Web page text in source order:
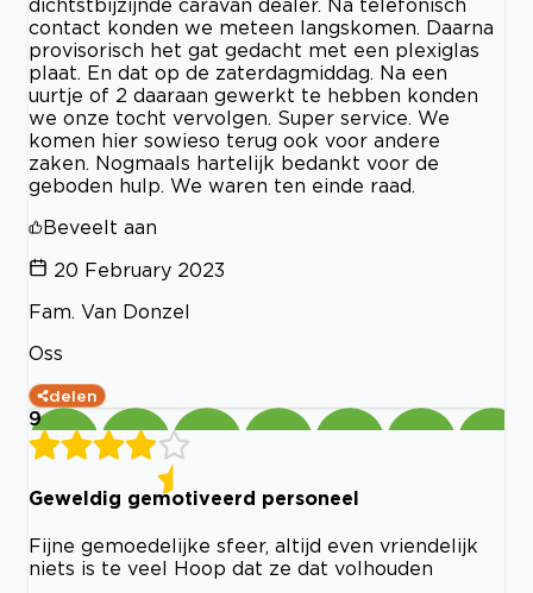
dichtstbijzijnde caravan dealer. Na telefonisch
contact konden we meteen langskomen. Daarna
provisorisch het gat gedacht met een plexiglas
plaat. En dat op de zaterdagmiddag. Na een
uurtje of 2 daaraan gewerkt te hebben konden
we onze tocht vervolgen. Super service. We
komen hier sowieso terug ook voor andere
zaken. Nogmaals hartelijk bedankt voor de
geboden hulp. We waren ten einde raad.
Beveelt aan
20 February 2023
Fam. Van Donzel
Oss
delen
9
Geweldig gemotiveerd personeel
Fijne gemoedelijke sfeer, altijd even vriendelijk
niets is te veel Hoop dat ze dat volhouden